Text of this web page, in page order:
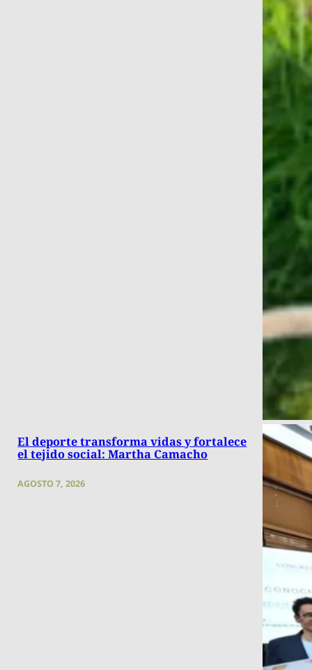
El deporte transforma vidas y fortalece
el tejido social: Martha Camacho
AGOSTO 7, 2026